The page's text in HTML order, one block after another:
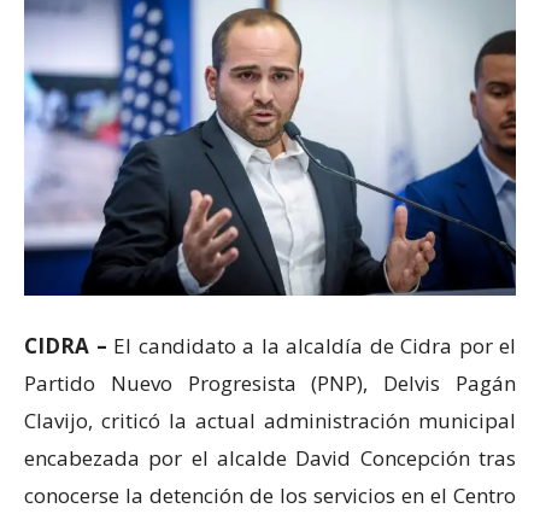
CIDRA – El candidato a la alcaldía de Cidra por el
Partido Nuevo Progresista (PNP), Delvis Pagán
Clavijo, criticó la actual administración municipal
encabezada por el alcalde David Concepción tras
conocerse la detención de los servicios en el Centro